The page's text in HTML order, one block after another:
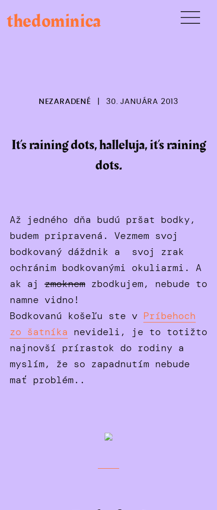
to
content
thedominica
NEZARADENÉ 30. JANUÁRA 2013
It’s raining dots, halleluja, it’s raining
dots.
Až jedného dňa budú pršat bodky,
budem pripravená. Vezmem svoj
bodkovaný dáždnik a svoj zrak
ochránim bodkovanými okuliarmi. A
ak aj zmoknem zbodkujem, nebude to
namne vidno!
Bodkovanú košeľu ste v Príbehoch
zo šatníka nevideli, je to totižto
najnovší prírastok do rodiny a
myslím, že so zapadnutím nebude
mať problém..